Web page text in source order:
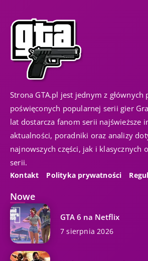
Strona GTA.pl jest jednym z
poświęconych popularnej serii gier
lat dostarcza fanom serii najświeższe
aktualności, poradniki oraz analizy
najnowszych części, jak i klasycznych
serii.
Kontakt Polityka prywatności
Nowe
GTA 6 na Netflix
7 sierpnia 2026